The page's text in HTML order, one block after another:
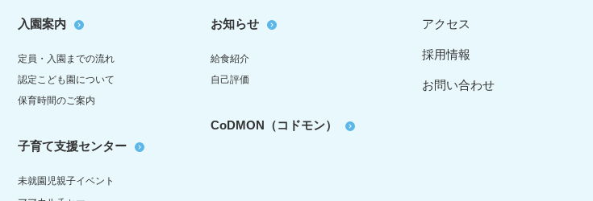
入園案内
定員・入園までの流れ
認定こども園について
保育時間のご案内
子育て支援センター
未就園児親子イベント
お知らせ
給食紹介
自己評価
CoDMON（コドモン）
アクセス
採用情報
お問い合わせ